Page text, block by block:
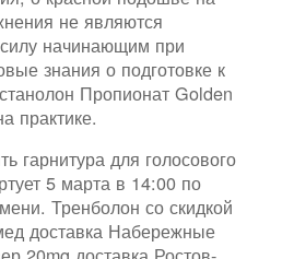
не являются
начинающим при
знания о подготовке к
Пропионат Golden
практике.
гарнитура для голосового
5 марта в 14:00 по
Тренболон со скидкой
доставка Набережные